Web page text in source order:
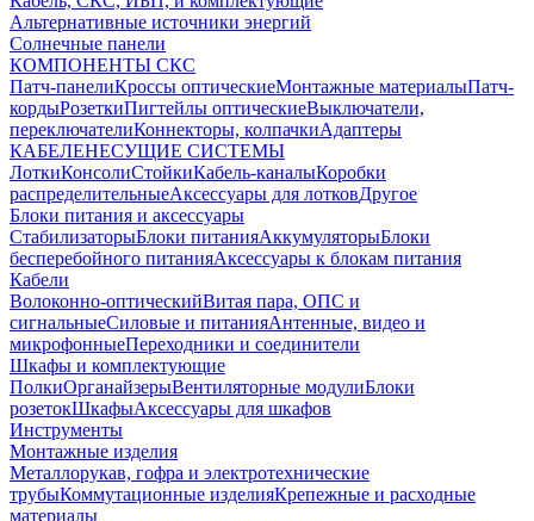
Альтернативные источники энергий
Солнечные панели
КОМПОНЕНТЫ СКС
Патч-панелиКроссы оптическиеМонтажные материалыПатч-
кордыРозеткиПигтейлы оптическиеВыключатели,
переключателиКоннекторы, колпачкиАдаптеры
КАБЕЛЕНЕСУЩИЕ СИСТЕМЫ
ЛоткиКонсолиСтойкиКабель-каналыКоробки
распределительныеАксессуары для лотковДругое
Блоки питания и аксессуары
СтабилизаторыБлоки питанияАккумуляторыБлоки
бесперебойного питанияАксессуары к блокам питания
Кабели
Волоконно-оптическийВитая пара, ОПС и
сигнальныеСиловые и питанияАнтенные, видео и
микрофонныеПереходники и соединители
Шкафы и комплектующие
ПолкиОрганайзерыВентиляторные модулиБлоки
розетокШкафыАксессуары для шкафов
Инструменты
Монтажные изделия
Металлорукав, гофра и электротехнические
трубыКоммутационные изделияКрепежные и расходные
материалы